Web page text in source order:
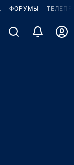
ФОРУМЫ